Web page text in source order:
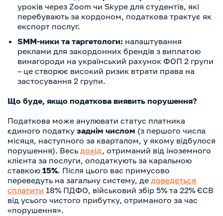
уроків через Zoom чи Skype для студентів, які
перебувають за кордоном, податкова трактує як
експорт послуг.
SMM-ники та таргетологи: налаштування
реклами для закордонних брендів з виплатою
винагороди на український рахунок ФОП 2 групи
– це створює високий ризик втрати права на
застосування 2 групи.
Що буде, якщо податкова виявить порушення?
Податкова може анулювати статус платника
єдиного податку заднім числом (з першого числа
місяця, наступного за кварталом, у якому відбулося
порушення). Весь дохід, отриманий від іноземного
клієнта за послуги, оподаткують за каральною
ставкою 15%. Після цього вас примусово
переведуть на загальну систему, де доведеться
сплатити 18% ПДФО, військовий збір 5% та 22% ЄСВ
від усього чистого прибутку, отриманого за час
«порушення».